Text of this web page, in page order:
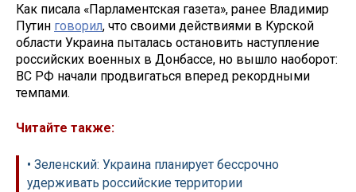
Как писала «Парламентская газета», ранее Владимир
Путин говорил, что своими действиями в Курской
области Украина пыталась остановить наступление
российских военных в Донбассе, но вышло наоборот:
ВС РФ начали продвигаться вперед рекордными
темпами.
Читайте также:
• Зеленский: Украина планирует бессрочно
удерживать российские территории